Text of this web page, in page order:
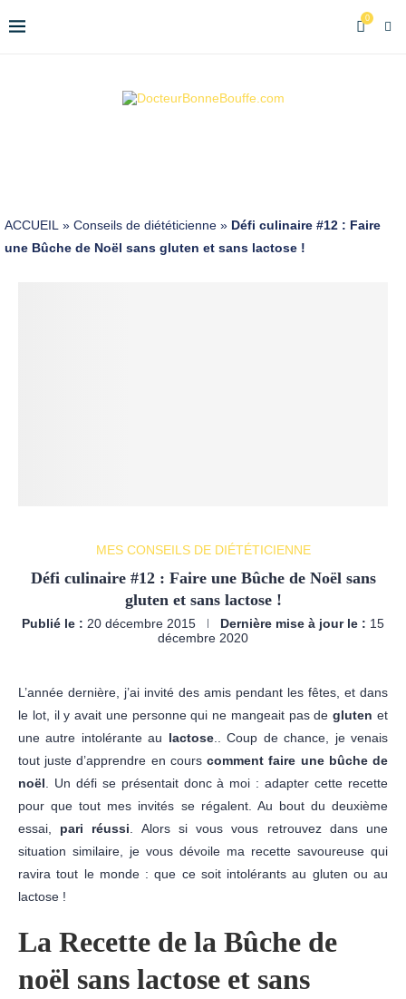
0
ACCUEIL » Conseils de diététicienne » Défi culinaire #12 : Faire
une Bûche de Noël sans gluten et sans lactose !
MES CONSEILS DE DIÉTÉTICIENNE
Défi culinaire #12 : Faire une Bûche de Noël sans
gluten et sans lactose !
Publié le : 20 décembre 2015 Dernière mise à jour le : 15
décembre 2020
L’année dernière, j’ai invité des amis pendant les fêtes, et dans
le lot, il y avait une personne qui ne mangeait pas degluten et
une autre intolérante au lactose.. Coup de chance, je venais
tout juste d’apprendre en courscomment faire une bûche de
noël. Un défi se présentait donc à moi : adapter cette recette
pour que tout mes invités se régalent. Au bout du deuxième
essai, pari réussi. Alors si vous vous retrouvez dans une
situation similaire, je vous dévoile ma recette savoureuse qui
ravira tout le monde : que ce soit intolérants au gluten ou au
lactose !
La Recette de la Bûche de
noël sans lactose et sans